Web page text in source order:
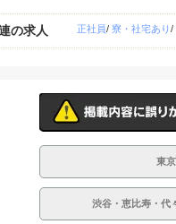
の求人 正社員/ 寮・社宅あり/
東
渋谷・恵比寿・代